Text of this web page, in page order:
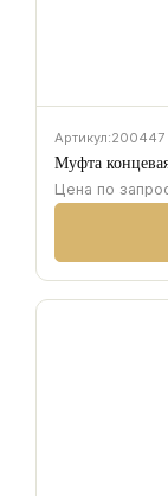
Артикул:200447
Муфта
Цена по